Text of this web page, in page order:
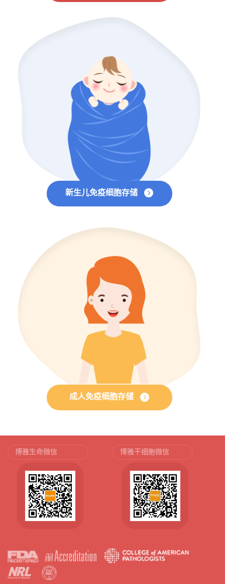
新生儿免疫细胞存储
成人免疫细胞存储
博雅生命微信 博雅干细胞微信